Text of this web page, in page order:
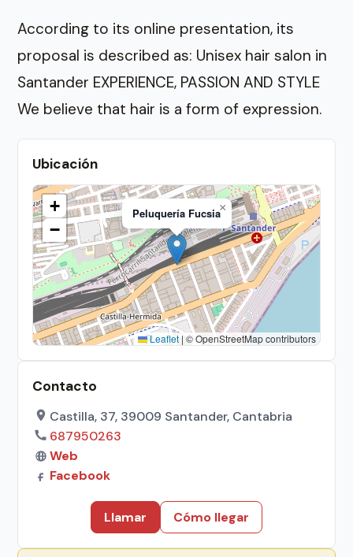
According to its online presentation, its
proposal is described as: Unisex hair salon in
Santander EXPERIENCE, PASSION AND STYLE
We believe that hair is a form of expression.
Ubicación
Peluquería Fucsia×
+
−
Leaflet |© OpenStreetMap contributors
Contacto
Castilla, 37, 39009 Santander, Cantabria
687950263
Web
Facebook
Llamar Cómo llegar